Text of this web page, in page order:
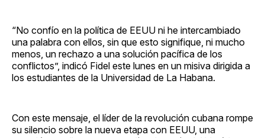
“No confío en la política de EEUU ni he intercambiado
una palabra con ellos, sin que esto signifique, ni mucho
menos, un rechazo a una solución pacífica de los
conflictos”, indicó Fidel este lunes en un misiva dirigida a
los estudiantes de la Universidad de La Habana.
Con este mensaje, el líder de la revolución cubana rompe
su silencio sobre la nueva etapa con EEUU, una